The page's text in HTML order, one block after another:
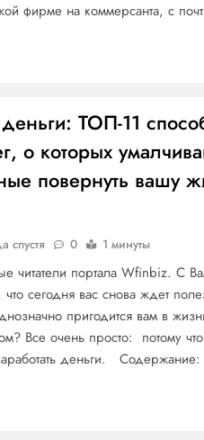
фирме на коммерсанта, с
деньги: ТОП-11
о которых
повернуть вашу
спустя 0 1 минуты
читатели портала Wfinbiz. С
что сегодня вас снова ждет
пригодится вам в
Все очень просто: потому
деньги.